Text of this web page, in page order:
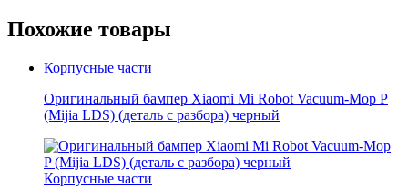
Похожие товары
Корпусные части
Оригинальный бампер Xiaomi Mi Robot Vacuum-Mop P
(Mijia LDS) (деталь с разбора) черный
Корпусные части